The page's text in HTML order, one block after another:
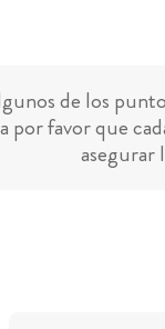
de los
por favor que
asegurar